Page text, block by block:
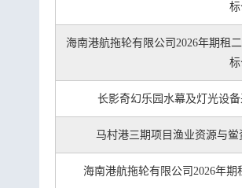
海南港航拖轮有限公司2026年期租
长影奇幻乐园水幕及灯光设
马村港三期项目渔业资源与
海南港航拖轮有限公司2026年